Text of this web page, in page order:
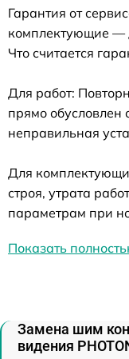
Гарантия от
комплектующие —
Что считается
Для работ:
прямо
неправильная
Для
строя, утрата
параметрам при
Показать
Замена шим
видения